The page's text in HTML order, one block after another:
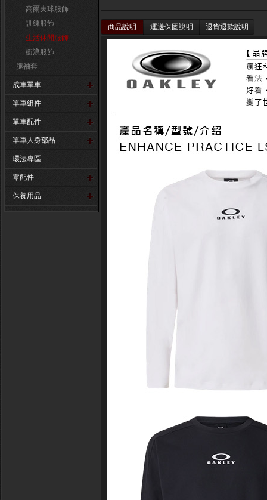
高爾夫球服飾
訓練服飾
生活休閒服飾
衝浪服飾
腿袖套
成車單車
單車組件
單車配件
單車人身部品
環法專區
零配件
保養用品
商品說明 運送保固說明 退貨退款說明